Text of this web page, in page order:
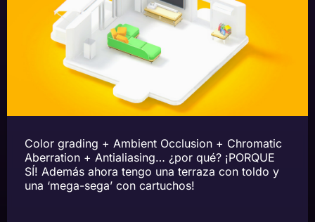
Color grading + Ambient Occlusion + Chromatic
Aberration + Antialiasing… ¿por qué? ¡PORQUE
SÍ! Además ahora tengo una terraza con toldo y
una ‘mega-sega’ con cartuchos!